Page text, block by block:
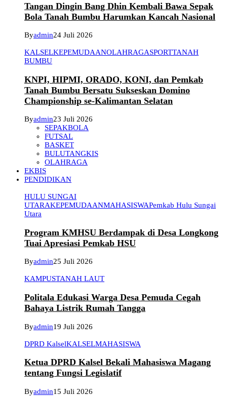
Tangan Dingin Bang Dhin Kembali Bawa Sepak
Bola Tanah Bumbu Harumkan Kancah Nasional
Byadmin24 Juli 2026
KALSELKEPEMUDAANOLAHRAGASPORTTANAH
BUMBU
KNPI, HIPMI, ORADO, KONI, dan Pemkab
Tanah Bumbu Bersatu Sukseskan Domino
Championship se-Kalimantan Selatan
Byadmin23 Juli 2026
SEPAKBOLA
FUTSAL
BASKET
BULUTANGKIS
OLAHRAGA
EKBIS
PENDIDIKAN
HULU SUNGAI
UTARAKEPEMUDAANMAHASISWAPemkab Hulu Sungai
Utara
Program KMHSU Berdampak di Desa Longkong
Tuai Apresiasi Pemkab HSU
Byadmin25 Juli 2026
KAMPUSTANAH LAUT
Politala Edukasi Warga Desa Pemuda Cegah
Bahaya Listrik Rumah Tangga
Byadmin19 Juli 2026
DPRD KalselKALSELMAHASISWA
Ketua DPRD Kalsel Bekali Mahasiswa Magang
tentang Fungsi Legislatif
Byadmin15 Juli 2026